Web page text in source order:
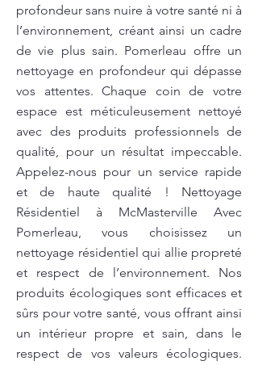
profondeur sans nuire à votre santé ni à
l’environnement, créant ainsi un cadre
de vie plus sain. Pomerleau offre un
nettoyage en profondeur qui dépasse
vos attentes. Chaque coin de votre
espace est méticuleusement nettoyé
avec des produits professionnels de
qualité, pour un résultat impeccable.
Appelez-nous pour un service rapide
et de haute qualité ! Nettoyage
Résidentiel à McMasterville Avec
Pomerleau, vous choisissez un
nettoyage résidentiel qui allie propreté
et respect de l’environnement. Nos
produits écologiques sont efficaces et
sûrs pour votre santé, vous offrant ainsi
un intérieur propre et sain, dans le
respect de vos valeurs écologiques.